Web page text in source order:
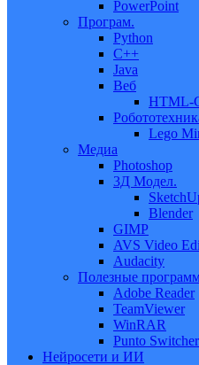
PowerPoint
Програм.
Python
C++
Java
Веб
HTML-
Lego
Медиа
Photoshop
3Д Модел.
Blender
GIMP
AVS Video
Audacity
Полезные
Adobe Reader
TeamViewer
WinRAR
Punto Switcher
Нейросети и ИИ